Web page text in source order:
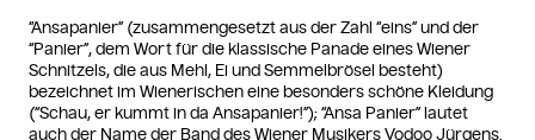
“Ansapanier” (zusammengesetzt aus der Zahl “eins” und der
“Panier”, dem Wort für die klassische Panade eines Wiener
Schnitzels, die aus Mehl, Ei und Semmelbrösel besteht)
bezeichnet im Wienerischen eine besonders schöne Kleidung
(“Schau, er kummt in da Ansapanier!”); “Ansa Panier” lautet
auch der Name der Band des Wiener Musikers Vodoo Jürgens.